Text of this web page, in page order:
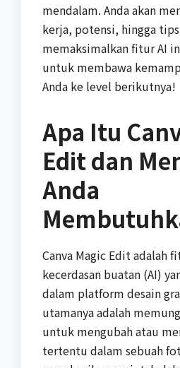
mendalam. Anda akan
kerja, potensi, hingga
memaksimalkan fitur AI
untuk membawa
Anda ke level berikutnya!
Apa Itu
Edit dan
Anda
Canva Magic Edit adalah
kecerdasan buatan (AI)
dalam platform desain
utamanya adalah
untuk mengubah atau
tertentu dalam sebuah